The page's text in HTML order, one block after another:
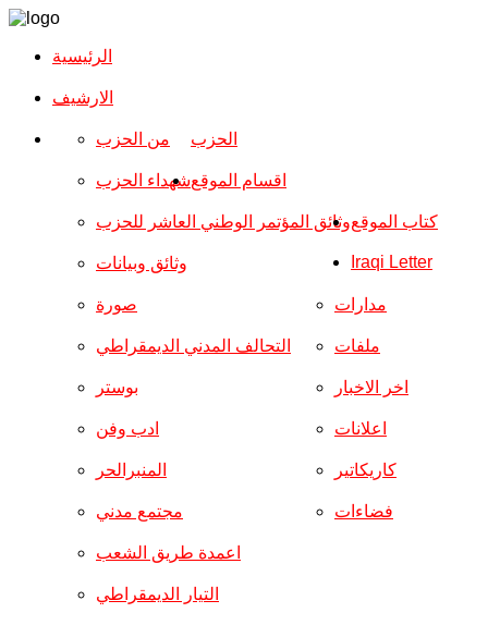
الرئيسية
الارشیف
الحزب من الحزب
شهداء الحزب
وثائق المؤتمر الوطني العاشر للحزب
وثائق وبيانات
اقسام الموقع
صورة
التحالف المدني الديمقراطي
بوستر
ادب وفن
المنبرالحر
مجتمع مدني
مدارات
ملفات
اخر الاخبار
اعلانات
كاريكاتير
فضاءات
اعمدة طريق الشعب
التيار الديمقراطي
كتاب الموقع
Iraqi Letter